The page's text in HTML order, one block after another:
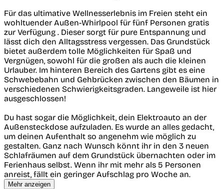
Für das ultimative Wellnesserlebnis im Freien steht ein
wohltuender Außen-Whirlpool für fünf Personen gratis
zur Verfügung . Dieser sorgt für pure Entspannung und
lässt dich den Alltagsstress vergessen. Das Grundstück
bietet außerdem tolle Möglichkeiten für Spaß und
Vergnügen, sowohl für die großen als auch die kleinen
Urlauber. Im hinteren Bereich des Gartens gibt es eine
Schwebebahn und Gehbrücken zwischen den Bäumen in
verschiedenen Schwierigkeitsgraden. Langeweile ist hier
ausgeschlossen!
Du hast sogar die Möglichkeit, dein Elektroauto an der
Außensteckdose aufzuladen. Es wurde an alles gedacht,
um deinen Aufenthalt so angenehm wie möglich zu
gestalten. Ganz nach Wunsch könnt ihr in den 3 neuen
Schlafräumen auf dem Grundstück übernachten oder im
Ferienhaus selbst. Wenn ihr mit mehr als 5 Personen
anreist, fällt ein geringer Aufschlag pro Woche an.
Mehr anzeigen